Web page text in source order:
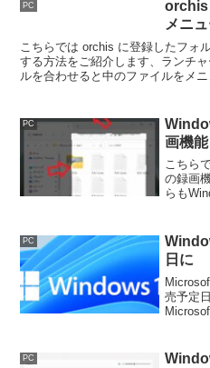
来るよ
PC
orchis
メニ
こちらでは orchis に登録したフォ
する方法をご紹介します、ランチ
ルを合わせると中のファイルをメ
PC
画機能
こちら
の録画
らも
必要も
場合も
PC
日に
売予定
PC